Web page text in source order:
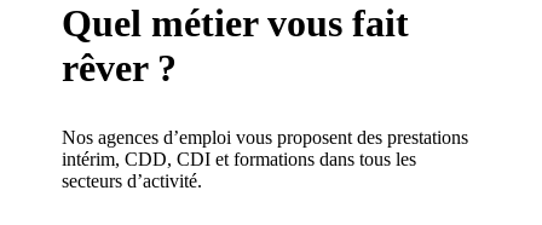
Quel métier vous fait
rêver ?
Nos agences d’emploi vous proposent des prestations
intérim, CDD, CDI et formations dans tous les
secteurs d’activité.